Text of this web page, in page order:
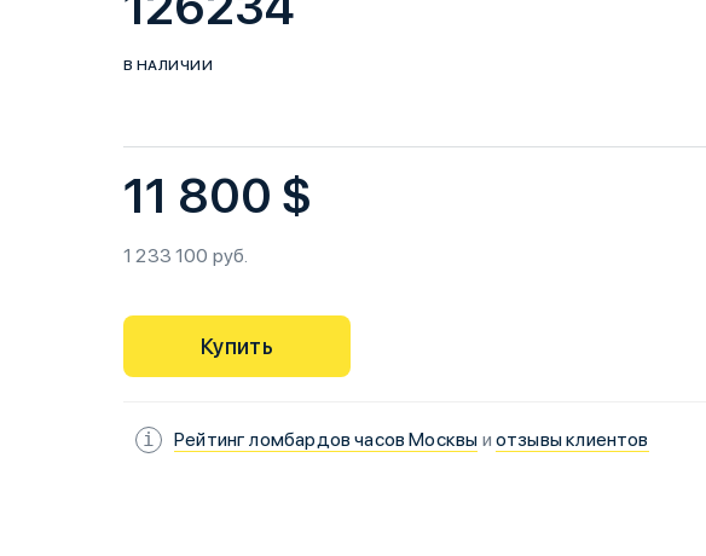
В НАЛИЧИИ
11 800 $
1 233 100 руб.
Купить
Рейтинг ломбардов часов Москвы и отзывы клиентов